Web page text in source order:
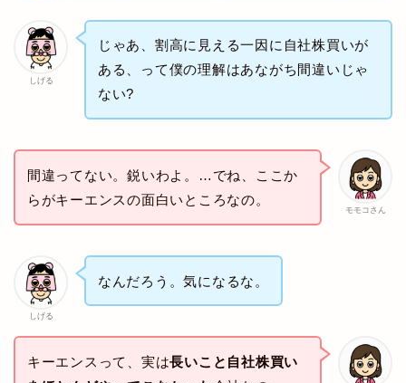
しげる
じゃあ、割高に見える一因に自社株買いが
ある、って僕の理解はあながち間違いじゃ
ない?
モモコさん
間違ってない。鋭いわよ。…でね、ここか
らがキーエンスの面白いところなの。
しげる
なんだろう。気になるな。
キーエンスって、実は長いこと自社株買い